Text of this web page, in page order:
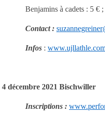
Benjamins à cadets : 5 € ;
Contact :
Infos :
4 décembre 2021 Bischwiller
Inscriptions :